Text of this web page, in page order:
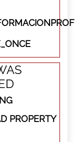
PROPERTY